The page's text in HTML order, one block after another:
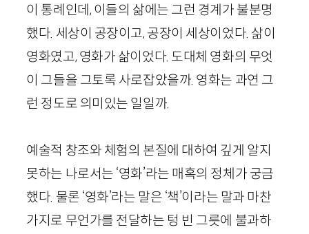
이 통례인데, 이들의 삶에는 그런 경계가 불분명
했다. 세상이 공장이고, 공장이 세상이었다. 삶이
영화였고, 영화가 삶이었다. 도대체 영화의 무엇
이 그들을 그토록 사로잡았을까. 영화는 과연 그
런 정도로 의미있는 일일까.
예술적 창조와 체험의 본질에 대하여 깊게 알지
못하는 나로서는 ‘영화’라는 매혹의 정체가 궁금
했다. 물론 ‘영화’라는 말은 ‘책’이라는 말과 마찬
가지로 무언가를 전달하는 텅 빈 그릇에 불과하